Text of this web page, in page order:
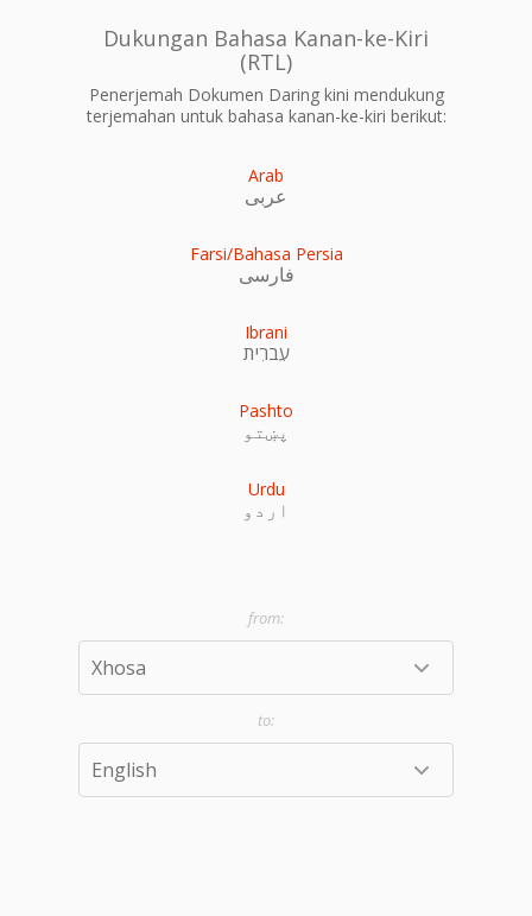
Dukungan Bahasa Kanan-ke-Kiri
(RTL)
Penerjemah Dokumen Daring kini mendukung
terjemahan untuk bahasa kanan-ke-kiri berikut:
Arab
عربى
Farsi/Bahasa Persia
فارسی
Ibrani
עִברִית
Pashto
پښتو
Urdu
اردو